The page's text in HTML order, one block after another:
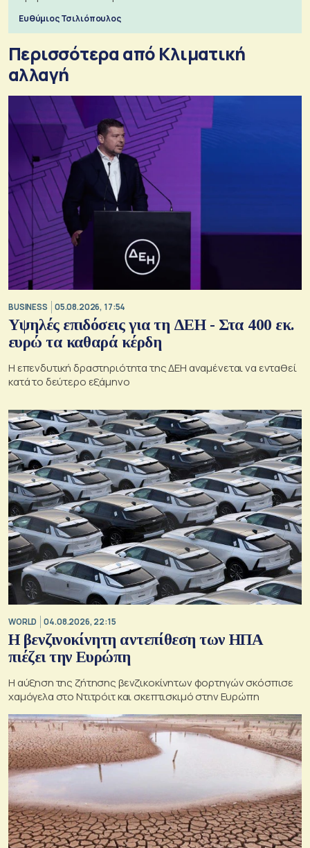
Ευθύμιος Τσιλιόπουλος
Περισσότερα από Κλιματική
αλλαγή
BUSINESS 05.08.2026, 17:54
Υψηλές επιδόσεις για τη ΔΕΗ - Στα 400 εκ.
ευρώ τα καθαρά κέρδη
Η επενδυτική δραστηριότητα της ΔΕΗ αναμένεται να ενταθεί
κατά το δεύτερο εξάμηνο
WORLD 04.08.2026, 22:15
Η βενζινοκίνητη αντεπίθεση των ΗΠΑ
πιέζει την Ευρώπη
Η αύξηση της ζήτησης βενζικοκίνητων φορτηγών σκόσπισε
χαμόγελα στο Ντιτρόιτ και σκεπτισκιμό στην Ευρώπη